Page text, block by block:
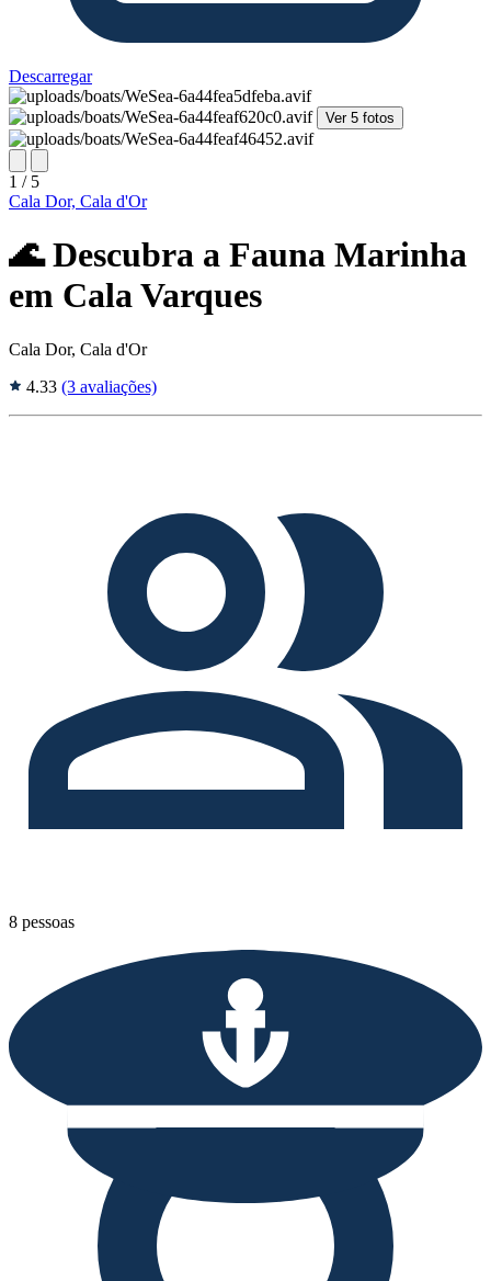
Descarregar
Ver 5 fotos
1 / 5
Cala Dor, Cala d'Or
🌊 Descubra a Fauna Marinha
em Cala Varques
Cala Dor, Cala d'Or
4.33 (3 avaliações)
8 pessoas